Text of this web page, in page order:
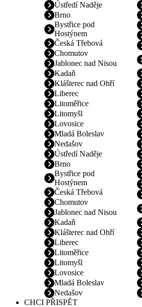
Ústředí Naděje
Brno
Bystřice pod
Hostýnem
Česká Třebová
Chomutov
Jablonec nad Nisou
Kadaň
Klášterec nad Ohří
Liberec
Litoměřice
Litomyšl
Lovosice
Mladá Boleslav
Nedašov
Ústředí Naděje
Brno
Bystřice pod
Hostýnem
Česká Třebová
Chomutov
Jablonec nad Nisou
Kadaň
Klášterec nad Ohří
Liberec
Litoměřice
Litomyšl
Lovosice
Mladá Boleslav
Nedašov
CHCI PŘISPĚT